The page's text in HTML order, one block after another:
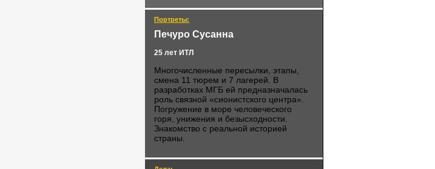
Портреты:
Печуро Сусанна
25 лет ИТЛ
Многочисленные пересылки, этапы,
смена 11 тюрем и 7 лагерей. В
разработках МГБ ей предназначалась
роль связной «сионистского центра».
Погружение в море человеческого
горя, унижения и безысходности.
Знакомство с реальной историей
страны.